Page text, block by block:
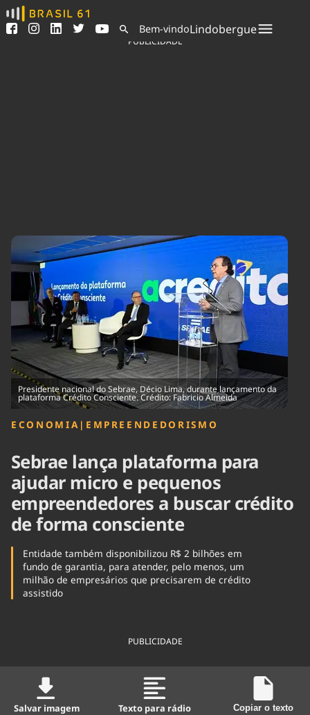
Ver todas as notícias
Podcasts
Indicadores
Agronegócios
Brasil
Brasil Mineral
Ciência &
Tecnologia
Cinema
Comportamento
Economia
Educação
Infraestrutura
Internacional
Meio Ambiente
Podcast
Política
Saúde
Tempo
Bem-vindoLindobergue
PUBLICIDADE
Presidente nacional do Sebrae, Décio Lima, durante lançamento da
plataforma Crédito Consciente. Crédito: Fabricio Almeida
ECONOMIA | EMPREENDEDORISMO
Sebrae lança plataforma para
ajudar micro e pequenos
empreendedores a buscar crédito
de forma consciente
Entidade também disponibilizou R$ 2 bilhões em
fundo de garantia, para atender, pelo menos, um
milhão de empresários que precisarem de crédito
assistido
PUBLICIDADE
Salvar imagem Texto para rádio Copiar o texto